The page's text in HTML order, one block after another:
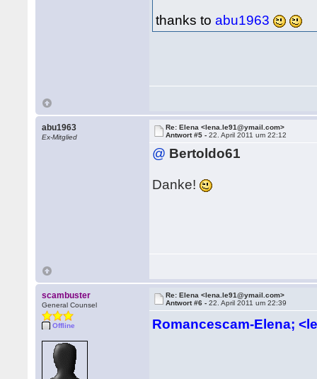
thanks toabu1963
abu1963
Ex-Mitglied
Re: Elena <lena.le91@ymail.com>
Antwort #5 -22. April 2011 um 22:12
@ Bertoldo61
Danke!
scambuster
General Counsel
Offline
Re: Elena <lena.le91@ymail.com>
Antwort #6 -22. April 2011 um 22:39
Romancescam-Elena;